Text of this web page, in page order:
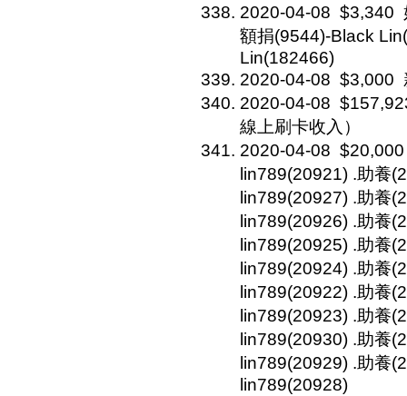
2020-04-08 $3,340
額捐(9544)-Black
Lin(182466)
2020-04-08 $3,000
2020-04-08
線上刷卡收入）
2020-04-08 $20,000
lin789(20921) .助養
lin789(20927) .助養
lin789(20926) .助養
lin789(20925) .助養
lin789(20924) .助養
lin789(20922) .助養
lin789(20923) .助養
lin789(20930) .助養
lin789(20929) .助養
lin789(20928)